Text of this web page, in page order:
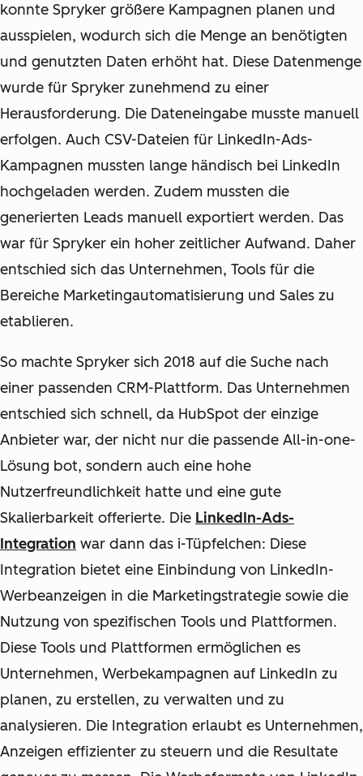
konnte Spryker größere Kampagnen planen und
ausspielen, wodurch sich die Menge an benötigten
und genutzten Daten erhöht hat. Diese Datenmenge
wurde für Spryker zunehmend zu einer
Herausforderung. Die Dateneingabe musste manuell
erfolgen. Auch CSV-Dateien für LinkedIn-Ads-
Kampagnen mussten lange händisch bei LinkedIn
hochgeladen werden. Zudem mussten die
generierten Leads manuell exportiert werden. Das
war für Spryker ein hoher zeitlicher Aufwand. Daher
entschied sich das Unternehmen, Tools für die
Bereiche Marketingautomatisierung und Sales zu
etablieren.
So machte Spryker sich 2018 auf die Suche nach
einer passenden CRM-Plattform. Das Unternehmen
entschied sich schnell, da HubSpot der einzige
Anbieter war, der nicht nur die passende All-in-one-
Lösung bot, sondern auch eine hohe
Nutzerfreundlichkeit hatte und eine gute
Skalierbarkeit offerierte. Die LinkedIn-Ads-
Integration war dann das i-Tüpfelchen: Diese
Integration bietet eine Einbindung von LinkedIn-
Werbeanzeigen in die Marketingstrategie sowie die
Nutzung von spezifischen Tools und Plattformen.
Diese Tools und Plattformen ermöglichen es
Unternehmen, Werbekampagnen auf LinkedIn zu
planen, zu erstellen, zu verwalten und zu
analysieren. Die Integration erlaubt es Unternehmen,
Anzeigen effizienter zu steuern und die Resultate